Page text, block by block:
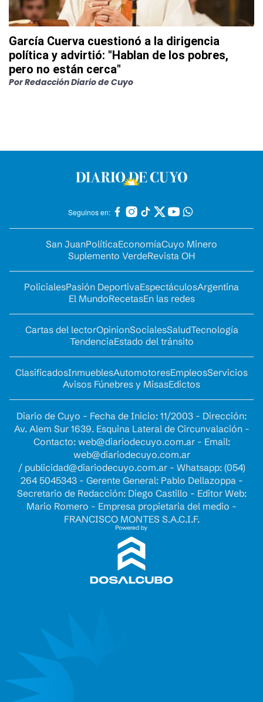
García Cuerva cuestionó a la dirigencia
política y advirtió: "Hablan de los pobres,
pero no están cerca"
PorRedacción Diario de Cuyo
Seguinos en:
San JuanPolíticaEconomíaCuyo Minero
Suplemento VerdeRevista OH
PolicialesPasión DeportivaEspectáculosArgentina
El MundoRecetasEn las redes
Cartas del lectorOpinionSocialesSaludTecnología
TendenciaEstado del tránsito
ClasificadosInmueblesAutomotoresEmpleosServicios
Avisos Fúnebres y MisasEdictos
Diario de Cuyo - Fecha de Inicio: 11/2003 - Dirección:
Av. Alem Sur 1639. Esquina Lateral de Circunvalación -
Contacto: web@diariodecuyo.com.ar- Email:
web@diariodecuyo.com.ar
/ publicidad@diariodecuyo.com.ar- Whatsapp: (054)
264 5045343 - Gerente General: Pablo Dellazoppa -
Secretario de Redacción: Diego Castillo - Editor Web:
Mario Romero - Empresa propietaria del medio -
FRANCISCO MONTES S.A.C.I.F.